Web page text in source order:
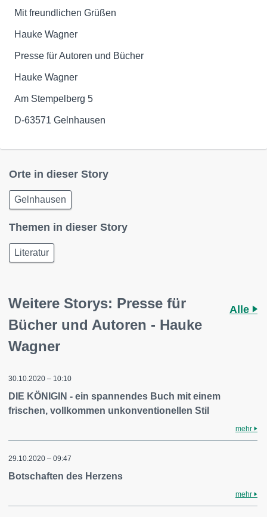
Mit freundlichen Grüßen
Hauke Wagner
Presse für Autoren und Bücher
Hauke Wagner
Am Stempelberg 5
D-63571 Gelnhausen
Orte in dieser Story
Gelnhausen
Themen in dieser Story
Literatur
Weitere Storys: Presse für
Bücher und Autoren - Hauke
Wagner
Alle
30.10.2020 – 10:10
DIE KÖNIGIN - ein spannendes Buch mit einem
frischen, vollkommen unkonventionellen Stil
mehr
29.10.2020 – 09:47
Botschaften des Herzens
mehr